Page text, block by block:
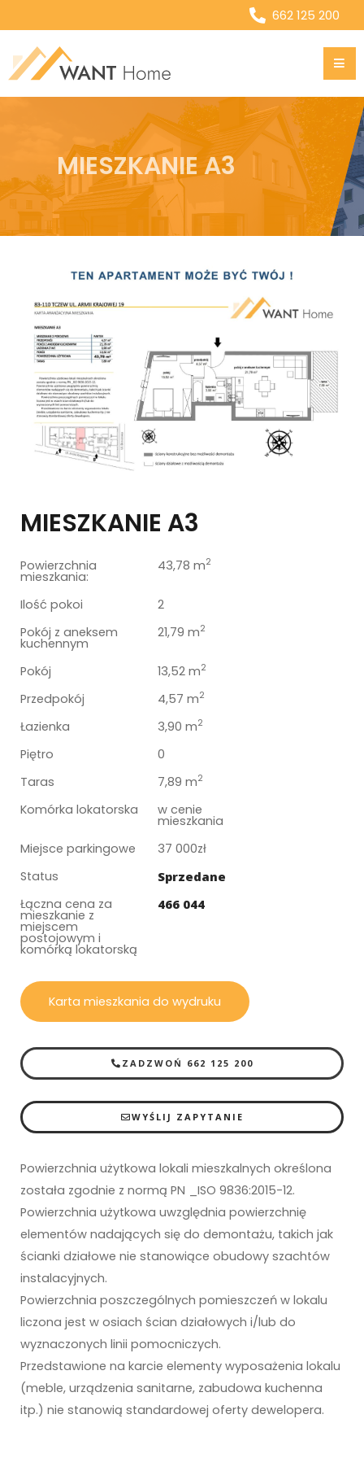
662 125 200
MIESZKANIE A3
MIESZKANIE A3
Powierzchnia
mieszkania:
43,78 m2
Ilość pokoi
2
Pokój z aneksem
kuchennym
21,79 m2
Pokój 13,52 m2
Przedpokój 4,57 m2
Łazienka 3,90 m2
Piętro
0
Taras
7,89 m2
Komórka lokatorska w cenie
mieszkania
Miejsce parkingowe
37 000zł
Status
Sprzedane
Łączna cena za
mieszkanie z
miejscem
postojowym i
komórką lokatorską
466 044
Karta mieszkania do wydruku
ZADZWOŃ 662 125 200
WYŚLIJ ZAPYTANIE
Powierzchnia użytkowa lokali mieszkalnych określona
została zgodnie z normą PN _ISO 9836:2015-12.
Powierzchnia użytkowa uwzględnia powierzchnię
elementów nadających się do demontażu, takich jak
ścianki działowe nie stanowiące obudowy szachtów
instalacyjnych.
Powierzchnia poszczególnych pomieszczeń w lokalu
liczona jest w osiach ścian działowych i/lub do
wyznaczonych linii pomocniczych.
Przedstawione na karcie elementy wyposażenia lokalu
(meble, urządzenia sanitarne, zabudowa kuchenna
itp.) nie stanowią standardowej oferty dewelopera.